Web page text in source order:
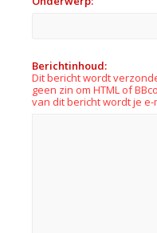
Berichtinhoud:
Dit bericht wordt
geen zin om HTML of
van dit bericht wordt je